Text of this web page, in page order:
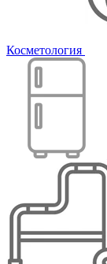
Косметология